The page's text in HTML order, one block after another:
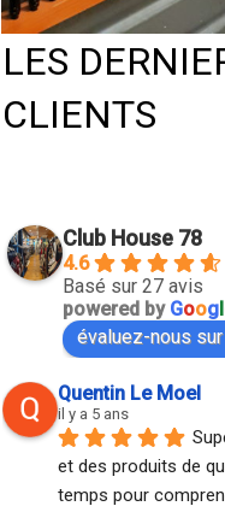
LES
CLIENTS
Club House 78
4.6
Basé sur 27 avis
powered by Goog
évaluez-nous sur
Quentin Le Moel
il y a 5 ans
et des produits de
temps pour